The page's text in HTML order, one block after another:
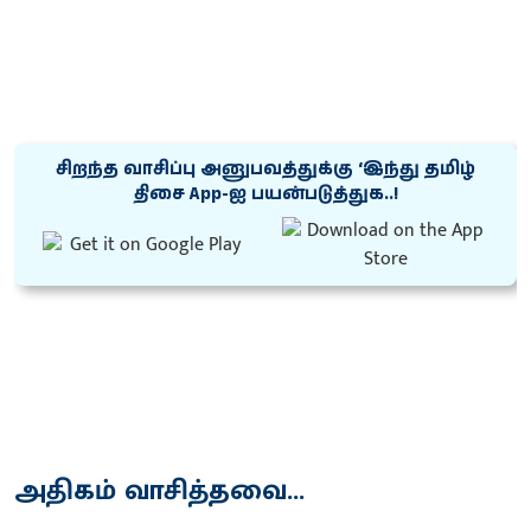
சிறந்த வாசிப்பு அனுபவத்துக்கு ‘இந்து தமிழ்
திசை App-ஐ பயன்படுத்துக..!
அதிகம் வாசித்தவை...